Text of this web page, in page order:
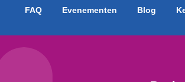
FAQ Evenementen Blog